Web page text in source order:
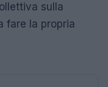
sulla
fare la propria